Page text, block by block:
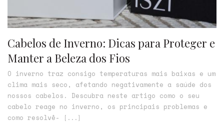
Cabelos de Inverno: Dicas para Proteger e
Manter a Beleza dos Fios
O inverno traz consigo temperaturas mais baixas e um
clima mais seco, afetando negativamente a saúde dos
nossos cabelos. Descubra neste artigo como o seu
cabelo reage no inverno, os principais problemas e
como resolvê-
[...]